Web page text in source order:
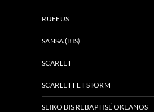
RUFFUS
SANSA (BIS)
SCARLET
SCARLETT ET STORM
SEÏKO BIS REBAPTISÉ OKEANOS